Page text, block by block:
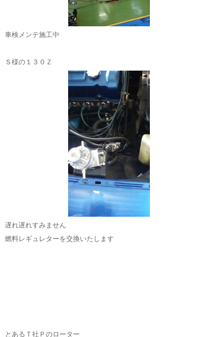
車検メンテ施工中
Ｓ様の１３０Ｚ
遅れ遅れすみません
燃料レギュレターを交換いたします
とあるＴ社Ｐのローター